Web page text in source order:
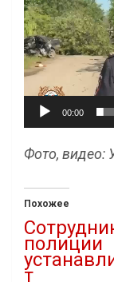
00:00
Фото, видео:
Похожее
полиции
т